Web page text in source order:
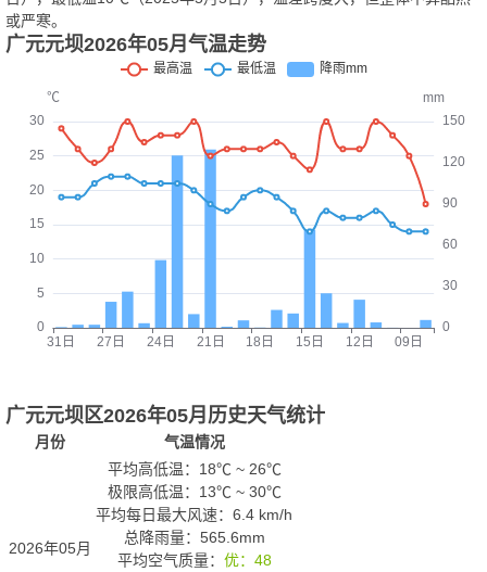
或严寒。
广元元坝2026年05月气温走势
广元元坝区2026年05月历史天气统计
月份 气温情况
2026年05月
平均高低温： 18℃ ~ 26℃
极限高低温： 13℃ ~ 30℃
平均每日最大风速：6.4 km/h
总降雨量：565.6mm
平均空气质量： 优：48